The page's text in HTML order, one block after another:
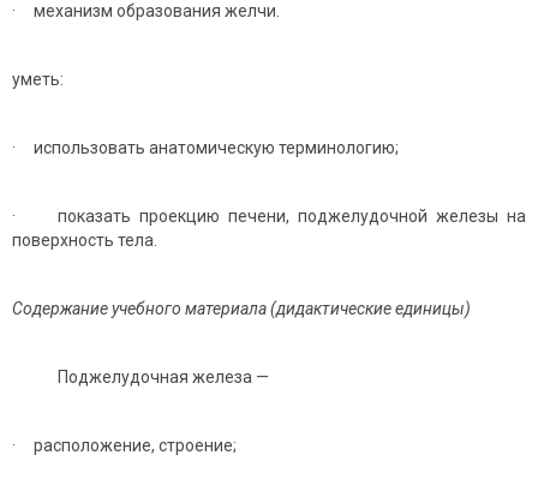
· механизм образования желчи.
уметь:
· использовать анатомическую терминологию;
· показать проекцию печени, поджелудочной железы на
поверхность тела.
Содержание учебного материала (дидактические единицы)
Поджелудочная железа —
· расположение, строение;